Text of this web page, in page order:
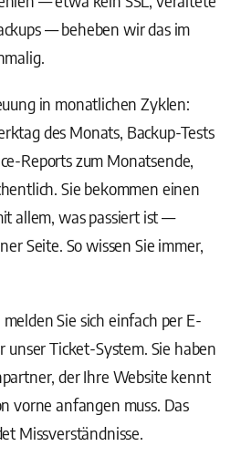
— beheben wir das im
in monatlichen Zyklen:
des Monats, Backup-Tests
Reports zum Monatsende,
Sie bekommen einen
allem, was passiert ist —
Seite. So wissen Sie immer,
Sie sich einfach per E-
unser Ticket-System. Sie haben
der Ihre Website kennt
vorne anfangen muss. Das
Missverständnisse.